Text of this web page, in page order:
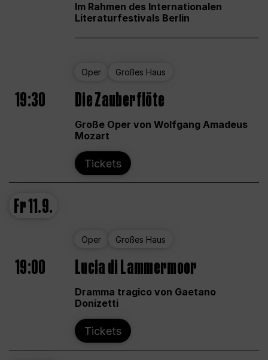
Im Rahmen des Internationalen
Literaturfestivals Berlin
Oper Großes Haus
19:30 Die Zauberflöte
Große Oper von Wolfgang Amadeus
Mozart
Tickets
Fr11.9.
Oper Großes Haus
19:00 Lucia di Lammermoor
Dramma tragico von Gaetano
Donizetti
Tickets